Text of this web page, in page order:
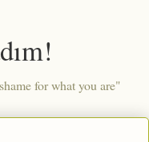
for what you are"